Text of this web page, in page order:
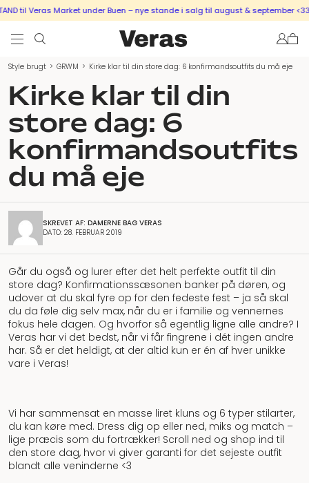
til Veras Market under Buen – nye stande i salg til august & september <333
Style brugt > GRWM > Kirke klar til din store dag: 6 konfirmandsoutfits du må eje
Kirke klar til din
store dag: 6
konfirmandsoutfits
du må eje
SKREVET AF: DAMERNE BAG VERAS
DATO: 28. FEBRUAR 2019
Går du også og lurer efter det helt perfekte outfit til din
store dag? Konfirmationssæsonen banker på døren, og
udover at du skal fyre op for den fedeste fest – ja så skal
du da føle dig selv max, når du er i familie og vennernes
fokus hele dagen. Og hvorfor så egentlig ligne alle andre? I
Veras har vi det bedst, når vi får fingrene i dét ingen andre
har. Så er det heldigt, at der altid kun er én af hver unikke
vare i Veras!
Vi har sammensat en masse liret kluns og 6 typer stilarter,
du kan køre med. Dress dig op eller ned, miks og match –
lige præcis som du fortrækker! Scroll ned og shop ind til
den store dag, hvor vi giver garanti for det sejeste outfit
blandt alle veninderne <3